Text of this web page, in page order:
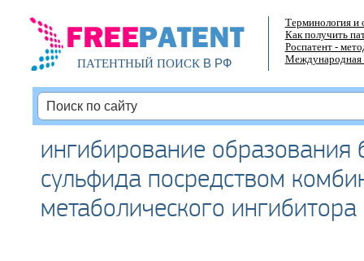
ПАТЕНТНЫЙ ПОИСКВ РФ
Терминология и
Как получить
Роспатент -
Международная
ингибирование образования
сульфида посредством
метаболического ингибитора